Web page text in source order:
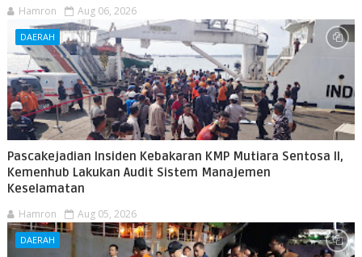
Hamron Aug 06, 2026
DAERAH
Pascakejadian Insiden Kebakaran KMP Mutiara Sentosa II,
Kemenhub Lakukan Audit Sistem Manajemen
Keselamatan
Hamron Aug 05, 2026
DAERAH